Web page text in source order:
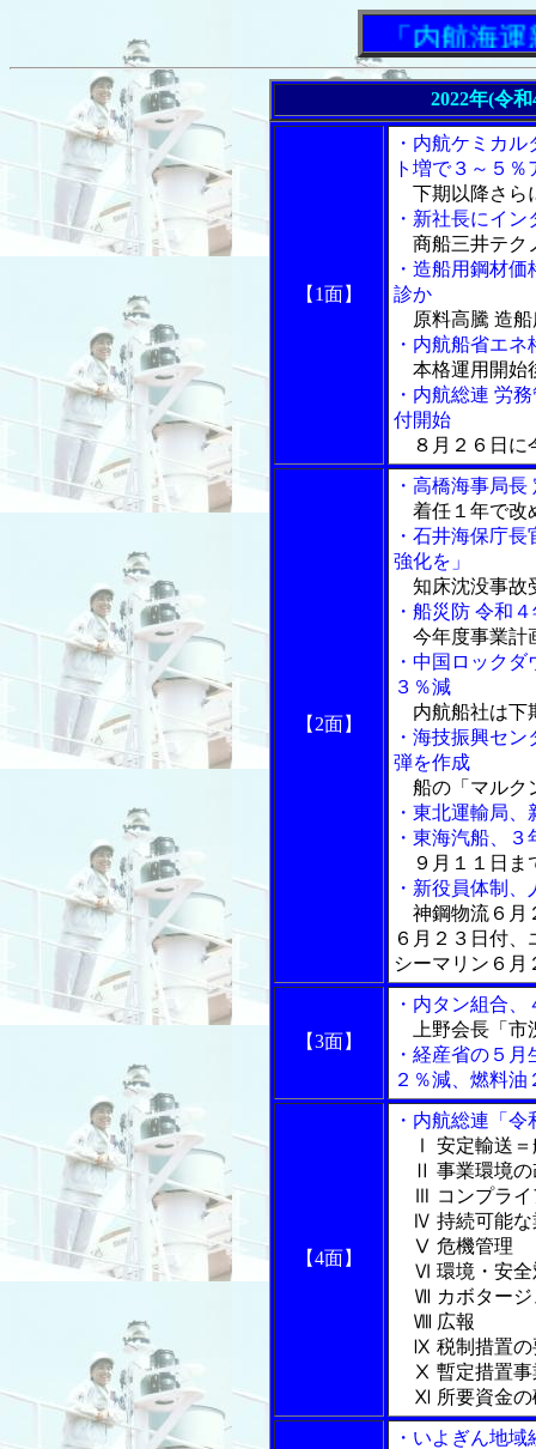
「内航海運新
2022年(令
【1面】
・内航ケミカ
ト増で３～５％
下期以降さら
・新社長にイ
商船三井テク
・造船用鋼材
診か
原料高騰 造船
・内航船省エ
本格運用開始
・内航総連 労
付開始
８月２６日に
【2面】
・高橋海事局
着任１年で改
・石井海保庁
強化を」
知床沈没事故
・船災防 令和
今年度事業計
・中国ロック
３％減
内航船社は下
・海技振興セ
弾を作成
船の「マルク
・東北運輸局
・東海汽船、
９月１１日ま
・新役員体制、
神鋼物流６月
６月２３日付
シーマリン６月
【3面】
・内タン組合
上野会長「市
・経産省の５
２％減、燃料油
【4面】
・内航総連「
Ⅰ 安定輸送
Ⅱ 事業環境の
Ⅲ コンプライ
Ⅳ 持続可能な
Ⅴ 危機管理
Ⅵ 環境・安全
Ⅶ カボタージ
Ⅷ 広報
Ⅸ 税制措置の
Ⅹ 暫定措置事
Ⅺ 所要資金の
・いよぎん地